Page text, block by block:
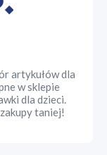
artykułów dla
w sklepie
dla dzieci.
taniej!